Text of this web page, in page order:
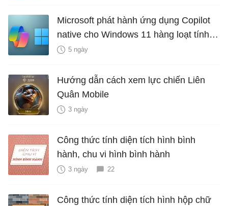
Microsoft phát hành ứng dụng Copilot
native cho Windows 11 hàng loạt tính
năng mới Hữu Ích
5 ngày
Hướng dẫn cách xem lực chiến Liên
Quân Mobile
3 ngày
Công thức tính diện tích hình bình
hành, chu vi hình bình hành
3 ngày 22
Công thức tính diện tích hình hộp chữ